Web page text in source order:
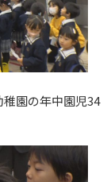
園の年中園児34